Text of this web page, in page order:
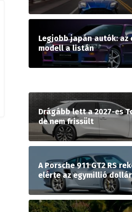
Legjobb japán autók: az
modell a listán
Drágább lett a 2027-es
de nem frissült
A Porsche 911 GT2 RS
elérte az egymillió